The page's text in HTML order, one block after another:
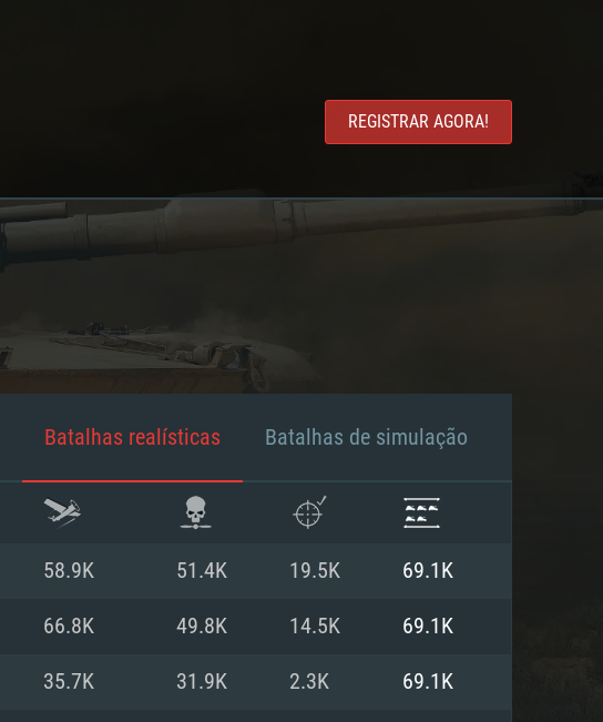
REGISTRAR AGORA!
Batalhas realísticas Batalhas de simulação
58.9K 51.4K 19.5K 69.1K
66.8K 49.8K 14.5K 69.1K
35.7K 31.9K 2.3K 69.1K